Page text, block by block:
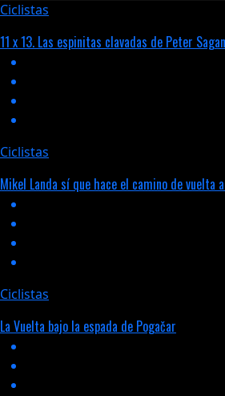
Ciclistas
11 x 13. Las espinitas clavadas de Peter Sagan
Ciclistas
Mikel Landa sí que hace el camino de vuelta
Ciclistas
La Vuelta bajo la espada de Pogačar